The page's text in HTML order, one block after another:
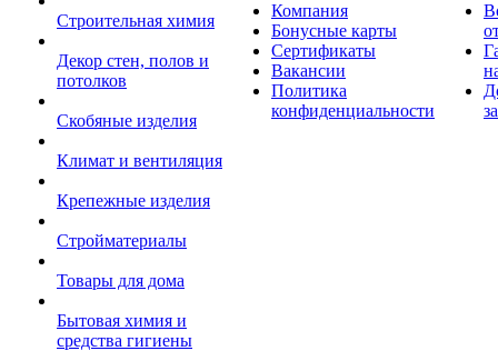
Строительная химия
Декор стен, полов и
потолков
Скобяные изделия
Климат и вентиляция
Крепежные изделия
Стройматериалы
Товары для дома
Бытовая химия и
средства гигиены
Компания
Бонусные карты
Сертификаты
Вакансии
Политика
конфиденциальности